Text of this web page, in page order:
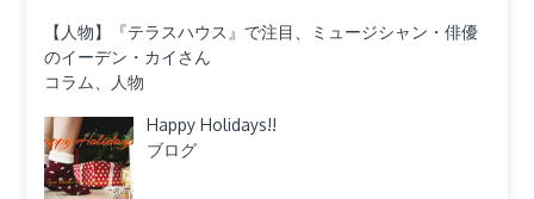
【人物】『テラスハウス』で注目、ミュージシャン・俳優
のイーデン・カイさん
コラム、人物
Happy Holidays!!
ブログ